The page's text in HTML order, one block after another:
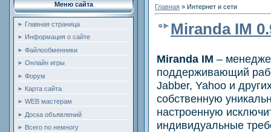
Меню сайта
Главная страница
Информация о сайте
Файлообменники
Онлайн игры
Форум
Карта сайта
WEB мастерам
Доска объявлений
Всего по немногу
Главная » Интернет и сети
Miranda IM
Miranda IM –
поддерживающий
Jabber, Yahoo и
собственную
настроенную
индивидуальные